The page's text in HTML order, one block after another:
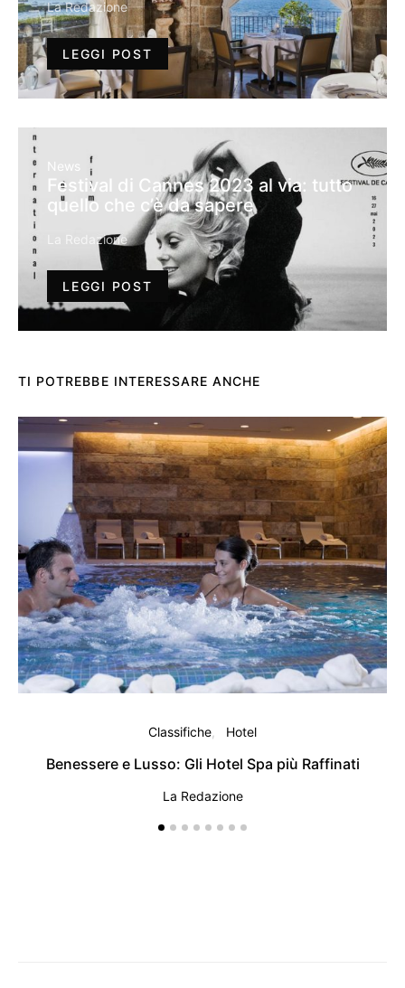
La Redazione
LEGGI POST
News
Festival di Cannes 2023 al via: tutto
quello che c’è da sapere
La Redazione
LEGGI POST
TI POTREBBE INTERESSARE ANCHE
Classifiche Hotel
Benessere e Lusso: Gli Hotel Spa più Raffinati
La Redazione